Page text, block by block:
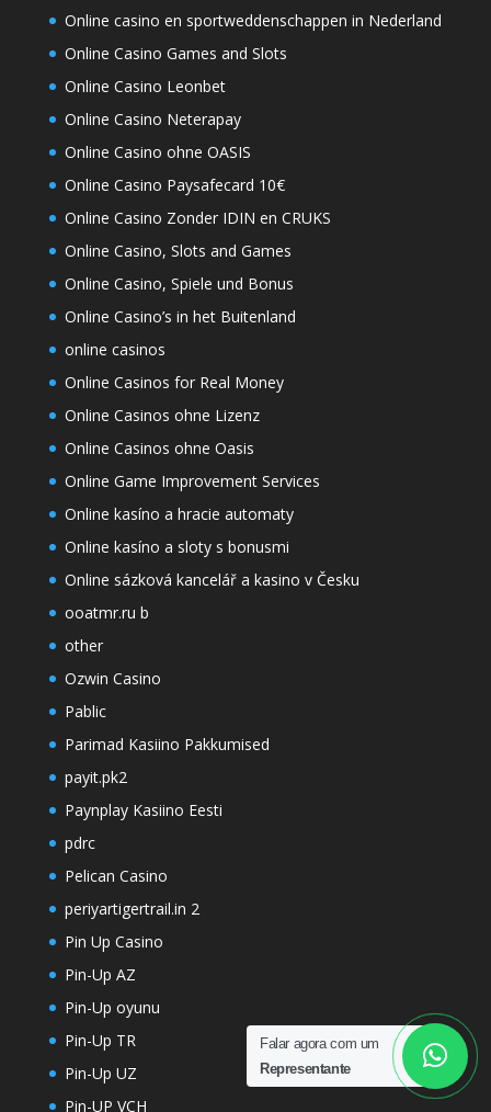
Falar agora com um
Representante
Online casino en sportweddenschappen in Nederland
Online Casino Games and Slots
Online Casino Leonbet
Online Casino Neterapay
Online Casino ohne OASIS
Online Casino Paysafecard 10€
Online Casino Zonder IDIN en CRUKS
Online Casino, Slots and Games
Online Casino, Spiele und Bonus
Online Casino’s in het Buitenland
online casinos
Online Casinos for Real Money
Online Casinos ohne Lizenz
Online Casinos ohne Oasis
Online Game Improvement Services
Online kasíno a hracie automaty
Online kasíno a sloty s bonusmi
Online sázková kancelář a kasino v Česku
ooatmr.ru b
other
Ozwin Casino
Pablic
Parimad Kasiino Pakkumised
payit.pk2
Paynplay Kasiino Eesti
pdrc
Pelican Casino
periyartigertrail.in 2
Pin Up Casino
Pin-Up AZ
Pin-Up oyunu
Pin-Up TR
Pin-Up UZ
Pin-UP VCH